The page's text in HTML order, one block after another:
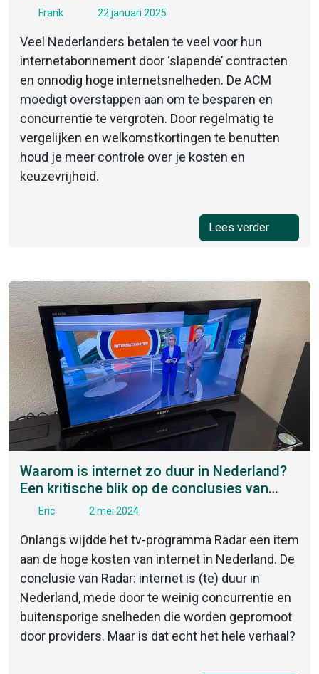
Frank 22 januari 2025
Veel Nederlanders betalen te veel voor hun
internetabonnement door ‘slapende’ contracten
en onnodig hoge internetsnelheden. De ACM
moedigt overstappen aan om te besparen en
concurrentie te vergroten. Door regelmatig te
vergelijken en welkomstkortingen te benutten
houd je meer controle over je kosten en
keuzevrijheid.
Lees verder
Waarom is internet zo duur in Nederland?
Een kritische blik op de conclusies van
Radar
Eric 2 mei 2024
Onlangs wijdde het tv-programma Radar een item
aan de hoge kosten van internet in Nederland. De
conclusie van Radar: internet is (te) duur in
Nederland, mede door te weinig concurrentie en
buitensporige snelheden die worden gepromoot
door providers. Maar is dat echt het hele verhaal?